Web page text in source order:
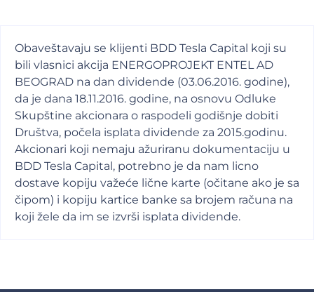
Obaveštavaju se klijenti BDD Tesla Capital koji su
bili vlasnici akcija ENERGOPROJEKT ENTEL AD
BEOGRAD na dan dividende (03.06.2016. godine),
da je dana 18.11.2016. godine, na osnovu Odluke
Skupštine akcionara o raspodeli godišnje dobiti
Društva, počela isplata dividende za 2015.godinu.
Akcionari koji nemaju ažuriranu dokumentaciju u
BDD Tesla Capital, potrebno je da nam licno
dostave kopiju važeće lične karte (očitane ako je sa
čipom) i kopiju kartice banke sa brojem računa na
koji žele da im se izvrši isplata dividende.